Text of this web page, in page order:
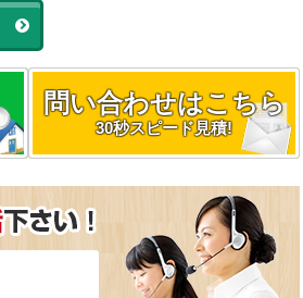
問い合わせはこちら
30秒スピード見積!